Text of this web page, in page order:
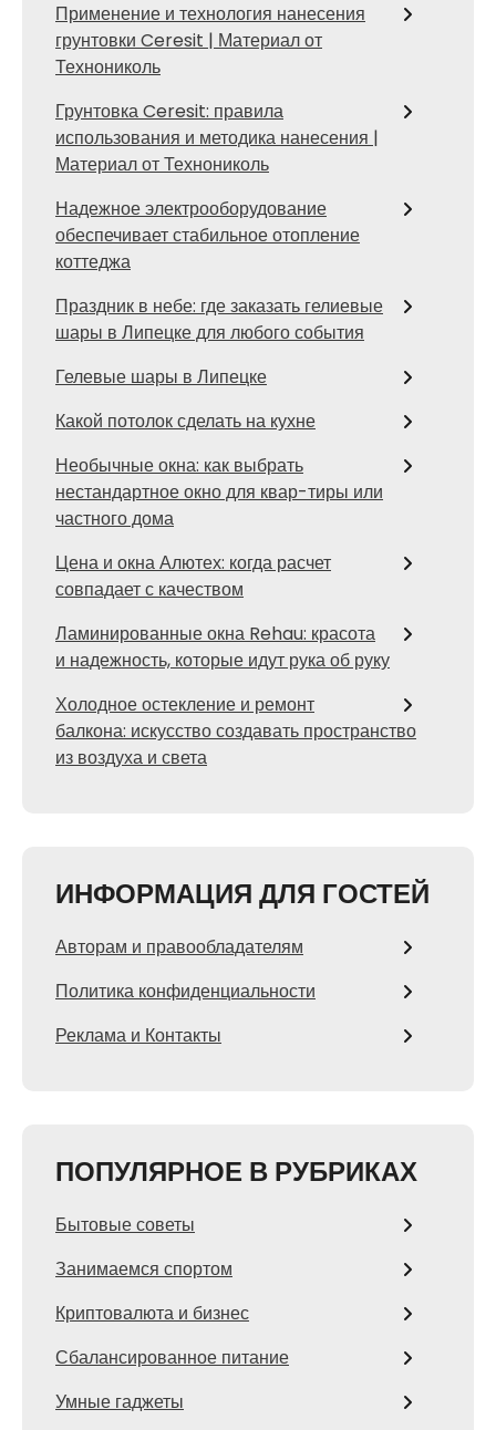
Применение и технология нанесения
грунтовки Ceresit | Материал от
Технониколь
Грунтовка Ceresit: правила
использования и методика нанесения |
Материал от Технониколь
Надежное электрооборудование
обеспечивает стабильное отопление
коттеджа
Праздник в небе: где заказать гелиевые
шары в Липецке для любого события
Гелевые шары в Липецке
Какой потолок сделать на кухне
Необычные окна: как выбрать
нестандартное окно для квар-тиры или
частного дома
Цена и окна Алютех: когда расчет
совпадает с качеством
Ламинированные окна Rehau: красота
и надежность, которые идут рука об руку
Холодное остекление и ремонт
балкона: искусство создавать пространство
из воздуха и света
ИНФОРМАЦИЯ ДЛЯ ГОСТЕЙ
Авторам и правообладателям
Политика конфиденциальности
Реклама и Контакты
ПОПУЛЯРНОЕ В РУБРИКАХ
Бытовые советы
Занимаемся спортом
Криптовалюта и бизнес
Сбалансированное питание
Умные гаджеты